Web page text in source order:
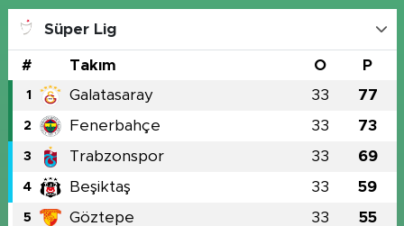
Süper Lig
# Takım O P
1 Galatasaray 33 77
2 Fenerbahçe 33 73
3 Trabzonspor 33 69
4 Beşiktaş 33 59
5 Göztepe 33 55